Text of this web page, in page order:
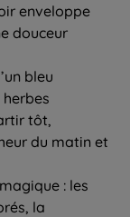
enveloppe
douceur
bleu
tôt,
du matin et
: les
la